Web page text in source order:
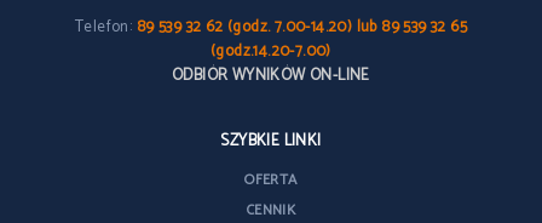
Telefon: 89 539 32 62 (godz. 7.00-14.20) lub 89 539 32 65
(godz.14.20-7.00)
ODBIÓR WYNIKÓW ON-LINE
SZYBKIE LINKI
OFERTA
CENNIK